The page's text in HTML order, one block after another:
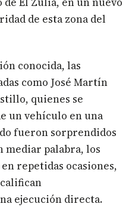
de esta zona del
conocida, las
como José Martín
quienes se
un vehículo en una
fueron sorprendidos
mediar palabra, los
repetidas ocasiones,
ejecución directa.